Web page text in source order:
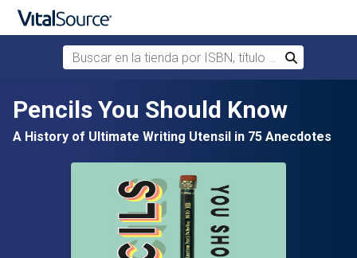
Saltar al contenido principal
Buscar en la tienda por ISBN, título o autor
Buscar
Pencils You Should Know
A History of Ultimate Writing Utensil in 75 Anecdotes